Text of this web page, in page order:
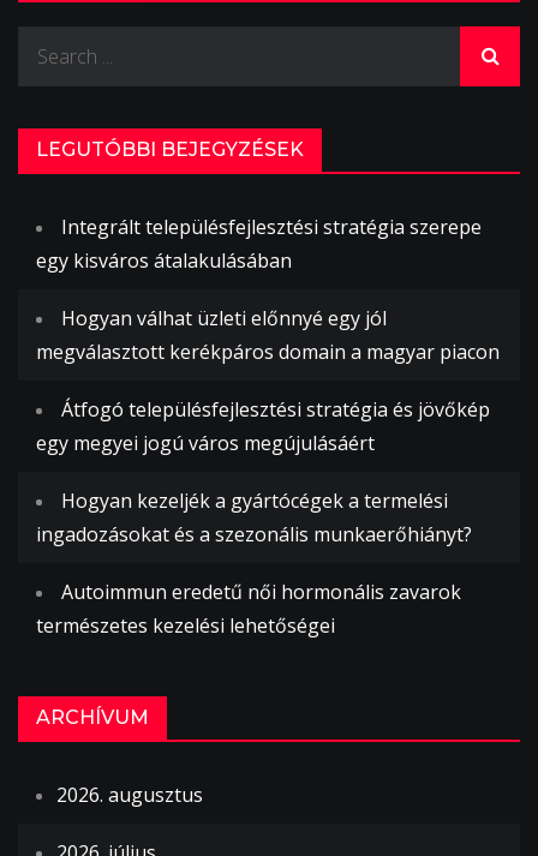
LEGUTÓBBI BEJEGYZÉSEK
Integrált településfejlesztési stratégia szerepe
egy kisváros átalakulásában
Hogyan válhat üzleti előnnyé egy jól
megválasztott kerékpáros domain a magyar piacon
Átfogó településfejlesztési stratégia és jövőkép
egy megyei jogú város megújulásáért
Hogyan kezeljék a gyártócégek a termelési
ingadozásokat és a szezonális munkaerőhiányt?
Autoimmun eredetű női hormonális zavarok
természetes kezelési lehetőségei
ARCHÍVUM
2026. augusztus